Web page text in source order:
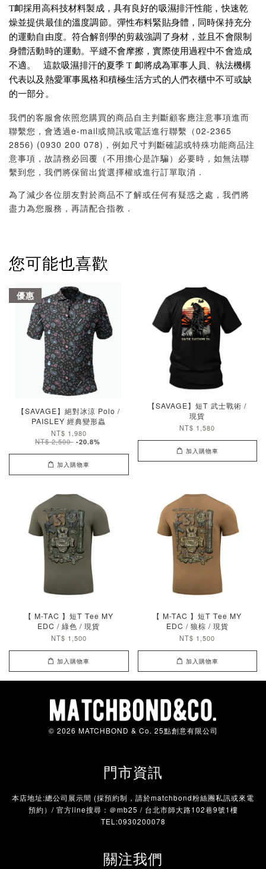
T卹採用高科技材料製成，具有良好的吸濕排汗性能，快速乾
燥並提供最佳的溫度調節。彈性布料緊貼身體，同時保持充分
的運動自由度。符合解剖學的剪裁強調了身材，並且不會限制
身體活動時的運動。平縫不會摩擦，實際使用過程中不會造成
不適。 這款吸濕排汗的夏季 T 卹將成為軍事人員、執法機構
代表以及熱愛軍事風格和積極生活方式的人們衣櫃中不可或缺
的一部分。
我們的客服會依照您購買的商品自主判斷顧客應注意事項進而
聯繫您，會透過e-mail或簡訊或電話進行聯繫（02-2365
2856) (0930 200 078)，例如尺寸判斷確認或特殊功能商品注
意事項，故請務必回覆（不用擔心是詐騙）必要時，如無法聯
繫到您，我們將保留出貨選擇權或進行訂單取消．
為了減少各位朋友對於商品不了解或任何有疑惑之處，我們將
盡力為您服務，再請配合指教．
您可能也喜歡
優惠
【SAVAGE】絕對冰涼 Polo /
PAISLEY 經典變形蟲
NT$ 1,980
NT$ 2,500 -20.8%
加入購物車
【SAVAGE】短T 武士戰術 /
現貨
NT$ 1,580
加入購物車
【 M-TAC 】短T Tee MY
EDC / 綠色 / 現貨
NT$ 1,500
加入購物車
【 M-TAC 】短T Tee MY
EDC / 狼棕 / 現貨
NT$ 1,500
加入購物車
© 2026 MATCHBOND & Co. 25點創意有限公司
門市資訊
本店地址:總公司展示間 (採預約制，請於matchbond粉絲團私訊或來電
預約）/ 官方line搜尋：＠mb25 / 台北市師大路102巷9號1樓
TEL:0930200078
關注我們